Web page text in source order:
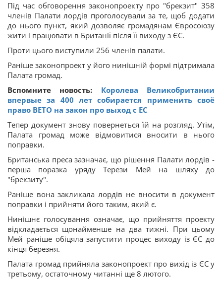
Під час обговорення законопроекту про "брекзит" 358
членів Палати лордів проголосували за те, щоб додати
до нього пункт, який дозволяє громадянам Євросоюзу
жити і працювати в Британії після її виходу з ЄС.
Проти цього виступили 256 членів палати.
Раніше законопроект у його нинішній формі підтримала
Палата громад.
Вспомните новость: Королева Великобритании
впервые за 400 лет собирается применить своё
право ВЕТО на закон про выход с ЕС
Тепер документ знову повернеться їй на розгляд. Утім,
Палата громад може відмовитися вносити в нього
поправки.
Британська преса зазначає, що рішення Палати лордів -
перша поразка уряду Терези Мей на шляху до
"брекзиту".
Раніше вона закликала лордів не вносити в документ
поправки і прийняти його таким, який є.
Нинішнє голосування означає, що прийняття проекту
відкладається щонайменше на два тижні. При цьому
Мей раніше обіцяла запустити процес виходу із ЄС до
кінця березня.
Палата громад прийняла законопроект про вихід із ЄС у
третьому, остаточному читанні ще 8 лютого.